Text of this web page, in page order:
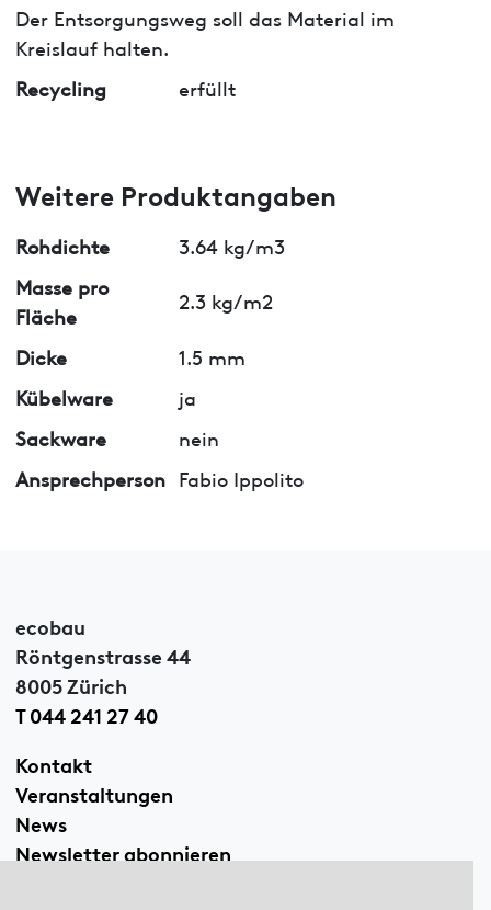
Der Entsorgungsweg soll das Material im
Kreislauf halten.
Recycling
erfüllt
Weitere Produktangaben
Rohdichte
3.64 kg/m3
Masse pro
Fläche
2.3 kg/m2
Dicke
1.5 mm
Kübelware
ja
Sackware
nein
Ansprechperson Fabio Ippolito
ecobau
Röntgenstrasse 44
8005 Zürich
T 044 241 27 40
Kontakt
Veranstaltungen
News
Newsletter abonnieren